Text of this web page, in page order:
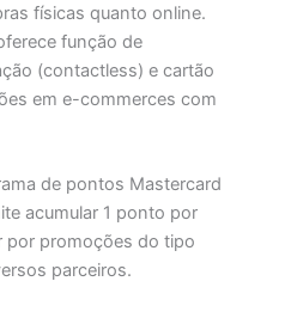
físicas quanto online.
função de
(contactless) e cartão
em e-commerces com
de pontos Mastercard
acumular 1 ponto por
por promoções do tipo
parceiros.